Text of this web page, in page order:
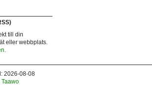
till din
eller webbplats.
2026-08-08
Taawo